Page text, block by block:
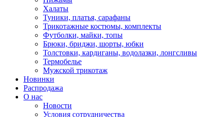
Халаты
Туники, платья, сарафаны
Трикотажные костюмы, комплекты
Футболки, майки, топы
Брюки, бриджи, шорты, юбки
Толстовки, кардиганы, водолазки, лонгсливы
Термобелье
Мужской трикотаж
Новинки
Распродажа
О нас
Новости
Условия сотрудничества